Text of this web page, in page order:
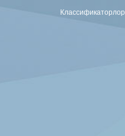
Классификаторлор